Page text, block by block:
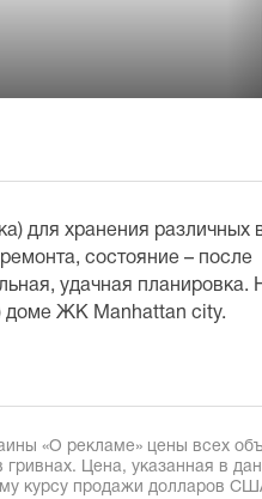
для хранения различных
состояние – после
удачная планировка.
доме ЖК Manhattan city.
«О рекламе» цены всех
Цена, указанная в
курсу продажи долларов